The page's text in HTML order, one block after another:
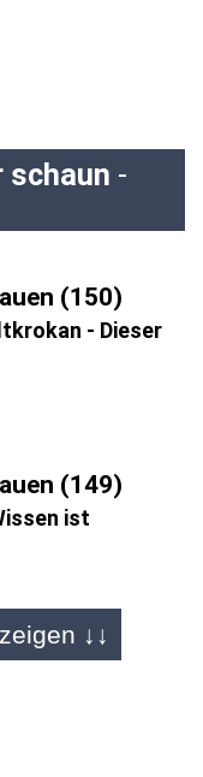
schaun -
(150)
- Dieser
(149)
ist
↓↓